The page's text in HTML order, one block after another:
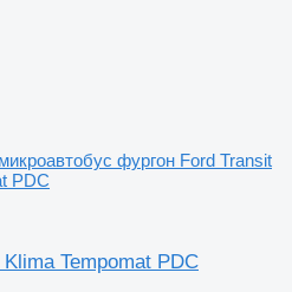
микроавтобус фургон Ford Transit
PDC
Tempomat PDC